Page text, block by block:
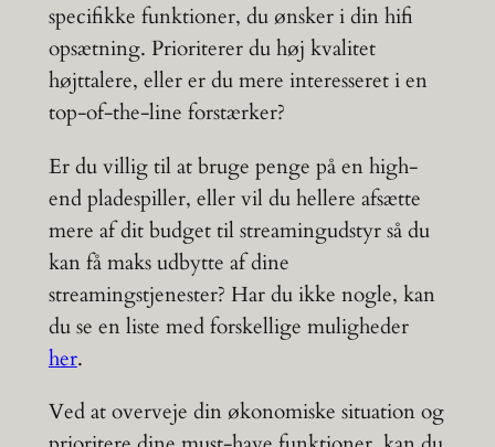
specifikke funktioner, du ønsker i din hifi
opsætning. Prioriterer du høj kvalitet
højttalere, eller er du mere interesseret i en
top-of-the-line forstærker?
Er du villig til at bruge penge på en high-
end pladespiller, eller vil du hellere afsætte
mere af dit budget til streamingudstyr så du
kan få maks udbytte af dine
streamingstjenester? Har du ikke nogle, kan
du se en liste med forskellige muligheder
her.
Ved at overveje din økonomiske situation og